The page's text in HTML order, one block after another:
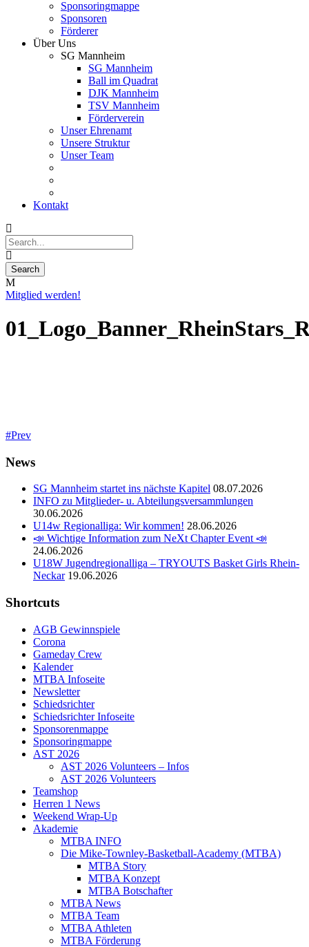
Sponsoringmappe
Sponsoren
Förderer
Über Uns
SG Mannheim
SG Mannheim
Ball im Quadrat
DJK Mannheim
TSV Mannheim
Förderverein
Unser Ehrenamt
Unsere Struktur
Unser Team
Kontakt
Mitglied werden!
Prev
News
SG Mannheim startet ins nächste Kapitel 08.07.2026
INFO zu Mitglieder- u. Abteilungsversammlungen
30.06.2026
U14w Regionalliga: Wir kommen! 28.06.2026
📣 Wichtige Information zum NeXt Chapter Event 📣
24.06.2026
U18W Jugendregionalliga – TRYOUTS Basket Girls Rhein-
Neckar 19.06.2026
Shortcuts
AGB Gewinnspiele
Corona
Gameday Crew
Kalender
MTBA Infoseite
Newsletter
Schiedsrichter
Schiedsrichter Infoseite
Sponsorenmappe
Sponsoringmappe
AST 2026
AST 2026 Volunteers – Infos
AST 2026 Volunteers
Teamshop
Herren 1 News
Weekend Wrap-Up
Akademie
MTBA INFO
Die Mike-Townley-Basketball-Academy (MTBA)
MTBA Story
MTBA Konzept
MTBA Botschafter
MTBA News
MTBA Team
MTBA Athleten
MTBA Förderung